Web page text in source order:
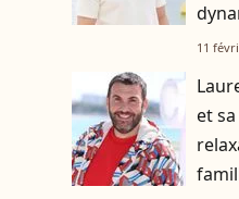
11
et